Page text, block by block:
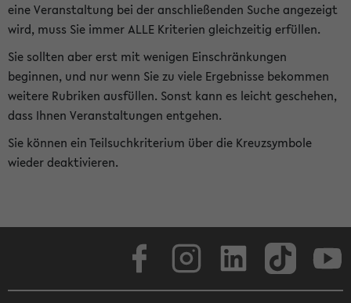
eine Veranstaltung bei der anschließenden Suche angezeigt
wird, muss Sie immer ALLE Kriterien gleichzeitig erfüllen.
Sie sollten aber erst mit wenigen Einschränkungen
beginnen, und nur wenn Sie zu viele Ergebnisse bekommen
weitere Rubriken ausfüllen. Sonst kann es leicht geschehen,
dass Ihnen Veranstaltungen entgehen.
Sie können ein Teilsuchkriterium über die Kreuzsymbole
wieder deaktivieren.